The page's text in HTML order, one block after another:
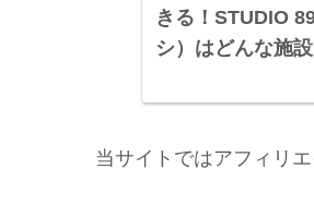
きる！STUDIO
シ）はどんな施設
当サイトではアフィリ